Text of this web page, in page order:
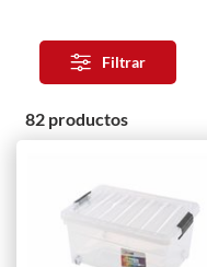
Filtrar
82 productos